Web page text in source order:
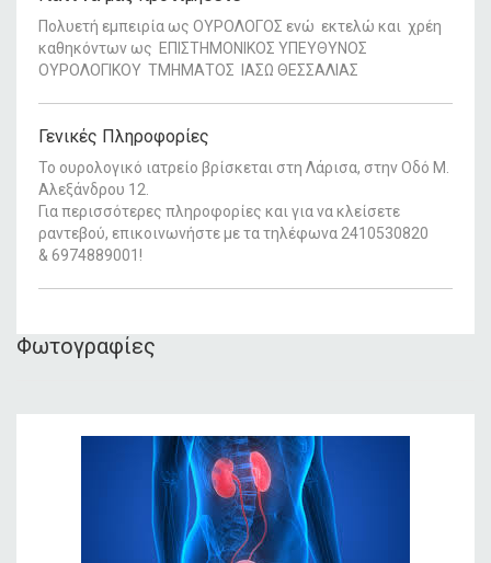
Πολυετή εμπειρία ως ΟΥΡΟΛΟΓΟΣ ενώ εκτελώ και χρέη
καθηκόντων ως ΕΠΙΣΤΗΜΟΝΙΚΟΣ ΥΠΕΥΘΥΝΟΣ
ΟΥΡΟΛΟΓΙΚΟΥ ΤΜΗΜΑΤΟΣ ΙΑΣΩ ΘΕΣΣΑΛΙΑΣ
Γενικές Πληροφορίες
Το ουρολογικό ιατρείο βρίσκεται στη Λάρισα, στην Οδό Μ.
Αλεξάνδρου 12.
Για περισσότερες πληροφορίες και για να κλείσετε
ραντεβού, επικοινωνήστε με τα τηλέφωνα 2410530820
& 6974889001!
Φωτογραφίες